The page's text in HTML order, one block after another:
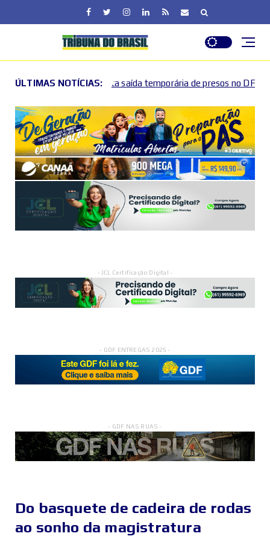
ÚLTIMAS NOTÍCIAS:
temporária de presos no DF 2026 Lactário do Hospital
- JCL Certificação Digital -
- GDF ENTREGAS 2025 -
- GDF NAS RUAS -
Do basquete de cadeira de rodas
ao sonho da magistratura